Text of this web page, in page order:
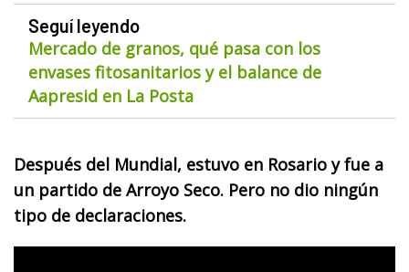
Seguí leyendo
Mercado de granos, qué pasa con los
envases fitosanitarios y el balance de
Aapresid en La Posta
Después del Mundial, estuvo en Rosario y fue a
un partido de Arroyo Seco. Pero no dio ningún
tipo de declaraciones.